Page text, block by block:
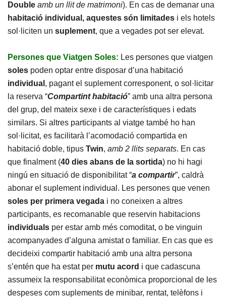
Double amb un llit de matrimoni). En cas de demanar una
habitació individual, aquestes són limitades i els hotels
sol·liciten un suplement, que a vegades pot ser elevat.
Persones que Viatgen Soles: Les persones que viatgen
soles poden optar entre disposar d’una habitació
individual , pagant el suplement corresponent, o sol·licitar
la reserva “Compartint habitació” amb una altra persona
del grup, del mateix sexe i de característiques i edats
similars. Si altres participants al viatge també ho han
sol·licitat, es facilitarà l’acomodació compartida en
habitació doble, tipus Twin, amb 2 llits separats. En cas
que finalment (40 dies abans de la sortida) no hi hagi
ningú en situació de disponibilitat “a compartir”, caldrà
abonar el suplement individual. Les persones que venen
soles per primera vegada i no coneixen a altres
participants, es recomanable que reservin habitacions
individuals per estar amb més comoditat, o be vinguin
acompanyades d’alguna amistat o familiar. En cas que es
decideixi compartir habitació amb una altra persona
s’entén que ha estat per mutu acord i que cadascuna
assumeix la responsabilitat econòmica proporcional de les
despeses com suplements de minibar, rentat, telèfons i